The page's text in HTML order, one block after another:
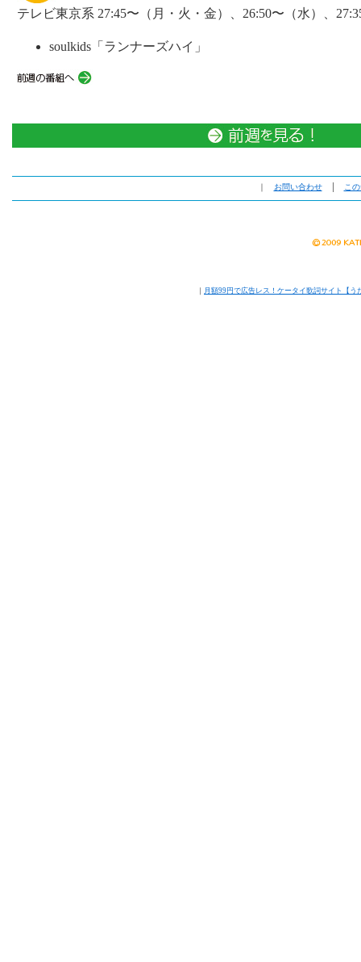
テレビ東京系 27:45〜（月・火・金）、26:50〜（水）、
soulkids「ランナーズハイ」
｜ お問い合わせ│ こ
｜ 月額99円で広告レス！ケータイ歌詞サイト【う